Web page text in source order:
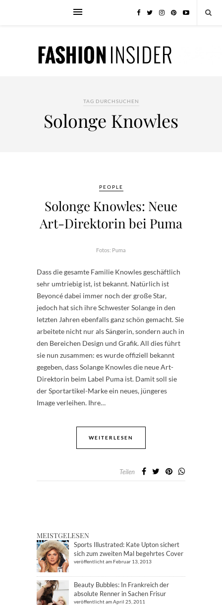
TAG DURCHSUCHEN
Solonge Knowles
PEOPLE
Solonge Knowles: Neue
Art-Direktorin bei Puma
Fotos: Puma
Dass die gesamte Familie Knowles geschäftlich
sehr umtriebig ist, ist bekannt. Natürlich ist
Beyoncé dabei immer noch der große Star,
jedoch hat sich ihre Schwester Solange in den
letzten Jahren ebenfalls ganz schön gemacht. Sie
arbeitete nicht nur als Sängerin, sondern auch in
den Bereichen Design und Grafik. All dies führt
sie nun zusammen: es wurde offiziell bekannt
gegeben, dass Solange Knowles die neue Art-
Direktorin beim Label Puma ist. Damit soll sie
der Sportartikel-Marke ein neues, jüngeres
Image verleihen. Ihre…
WEITERLESEN
Teilen
MEISTGELESEN
Sports Illustrated: Kate Upton sichert
sich zum zweiten Mal begehrtes Cover
veröffentlicht am Februar 13, 2013
Beauty Bubbles: In Frankreich der
absolute Renner in Sachen Frisur
veröffentlicht am April 25, 2011